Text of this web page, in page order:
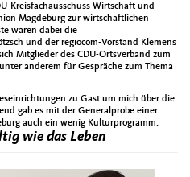
Kreisfachausschuss Wirtschaft und
Magdeburg zur wirtschaftlichen
waren dabei die
und der regiocom-Vorstand Klemens
Mitglieder des CDU-Ortsverband zum
anderem für Gespräche zum Thema
zu Gast um mich über die
gab es mit der Generalprobe einer
auch ein wenig Kulturprogramm.
wie das Leben